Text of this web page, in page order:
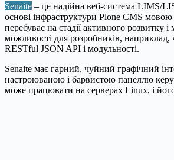
Senaite – це надійна веб-система LIMS/
основі інфраструктури Plone CMS
перебуває на стадії активного розвитку і
можливості для розробників, наприклад,
RESTful JSON API і модульності.
Senaite має гарний, чуйний графічний
настроюваною і барвистою панеллю
може працювати на серверах Linux, і